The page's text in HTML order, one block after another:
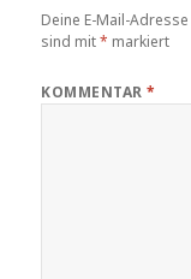
Deine E-Mail-
sind mit* markiert
KOMMENTAR*